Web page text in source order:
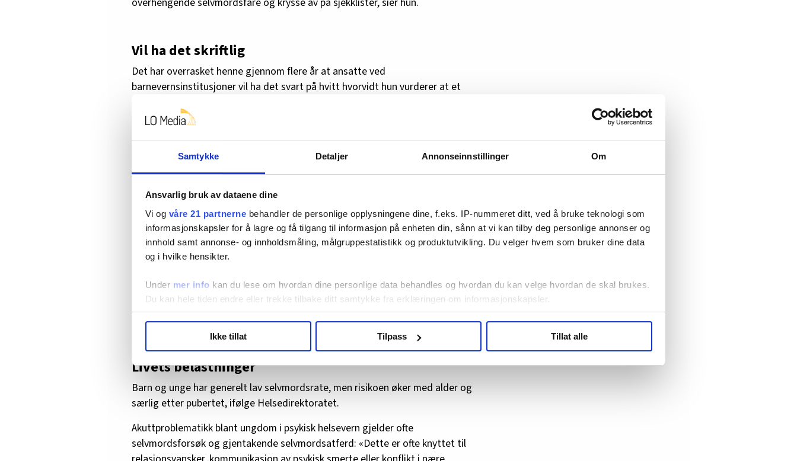
Samtykke Detaljer Annonseinnstillinger Om
Ansvarlig bruk av dataene dine
Vi og våre 21 partnerne behandler de personlige opplysningene dine, f.eks. IP-nummeret ditt, ved å bruke teknologi som
informasjonskapsler for å lagre og få tilgang til informasjon på enheten din, sånn at vi kan tilby deg personlige annonser og
innhold samt annonse- og innholdsmåling, målgruppestatistikk og produktutvikling. Du velger hvem som bruker dine data
og i hvilke hensikter.
Under mer info kan du lese om hvordan dine personlige data behandles og hvordan du kan velge hvordan de skal brukes.
Du kan hele tiden endre eller trekke tilbake ditt samtykke fra erklæringen om informasjonskapsler.
hvordan våre nettsider blir brukt slik at vi tilby relevant innhold, tilpassede annonser og utarbeide statistikk.
annonsering. Disse er angitt i oversikten lengre ned på denne siden.
Ikke tillat Tilpass Tillat alle
Vil ha det skriftlig
Det har overrasket henne gjennom flere år at ansatte ved
barnevernsinstitusjoner vil ha det svart på hvitt hvorvidt hun vurderer at et
– Jeg har opplevd mange ganger at de vil ha det skriftlig at en ungdom
ikke vurderes å være suicidal eller har en høy selvmordsfare. De
vurderingene om dette skal vi endelig slutte å gjøre, sier hun.
– Det betyr at det nå ryddes opp i en mangelfull forståelse av
selvmordsproblematikk. Å forhindre et selvmord er et ansvar som må deles
med hele samfunnet, sier Melø.
Les hva divisjonsdirektør i Bufdir sier om Meløs utsagn lenger ned i saken.
Årlig registreres over 600 selvmord i Norge. Nær halvparten av tilfellene er
eller var i kontakt med spesialisthelsetjeneste siste året før selvmordet,
ifølge Helsedirektoratet.
Livets belastninger
Barn og unge har generelt lav selvmordsrate, men risikoen øker med alder og
særlig etter pubertet, ifølge Helsedirektoratet.
Akuttproblematikk blant ungdom i psykisk helsevern gjelder ofte
selvmordsforsøk og gjentakende selvmordsatferd: «Dette er ofte knyttet til